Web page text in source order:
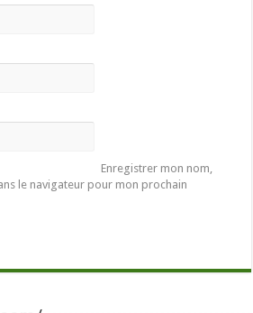
Enregistrer mon nom,
le navigateur pour mon prochain